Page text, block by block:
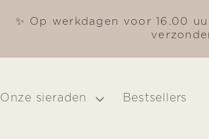
✨ Op werkdagen voor 16.00
Onze sieraden Bestsellers